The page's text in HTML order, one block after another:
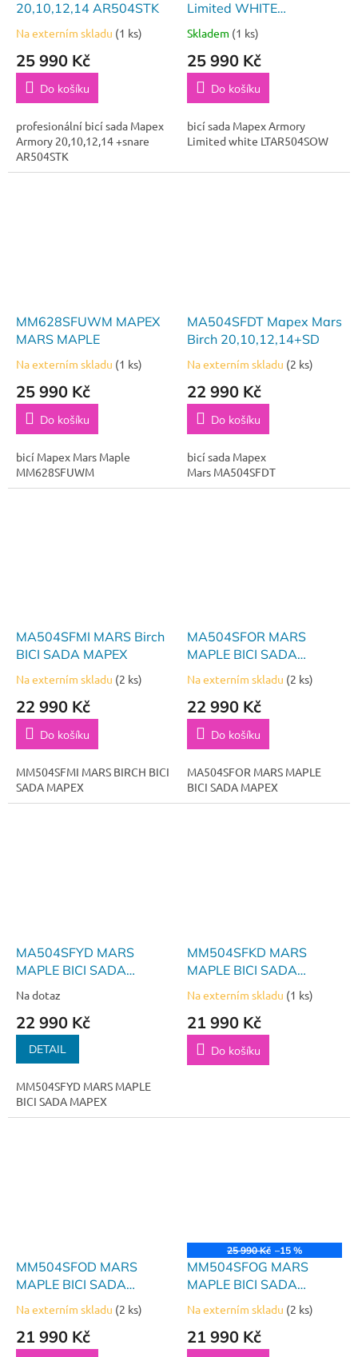
20,10,12,14 AR504STK
Na externím skladu (1 ks)
25 990 Kč
Do košíku
profesionální bicí sada Mapex
Armory 20,10,12,14 +snare
AR504STK
Limited WHITE
20,10,12,14+snare
Skladem (1 ks)
25 990 Kč
Do košíku
bicí sada Mapex Armory
Limited white LTAR504SOW
MM628SFUWM MAPEX
MARS MAPLE
Na externím skladu (1 ks)
25 990 Kč
Do košíku
bicí Mapex Mars Maple
MM628SFUWM
MA504SFDT Mapex Mars
Birch 20,10,12,14+SD
Na externím skladu (2 ks)
22 990 Kč
Do košíku
bicí sada Mapex
Mars MA504SFDT
MA504SFMI MARS Birch
BICI SADA MAPEX
Na externím skladu (2 ks)
22 990 Kč
Do košíku
MM504SFMI MARS BIRCH BICI
SADA MAPEX
MA504SFOR MARS
MAPLE BICI SADA
MAPEX
Na externím skladu (2 ks)
22 990 Kč
Do košíku
MA504SFOR MARS MAPLE
BICI SADA MAPEX
MA504SFYD MARS
MAPLE BICI SADA
MAPEX
Na dotaz
22 990 Kč
DETAIL
MM504SFYD MARS MAPLE
BICI SADA MAPEX
MM504SFKD MARS
MAPLE BICI SADA
MAPEX
Na externím skladu (1 ks)
21 990 Kč
Do košíku
MM504SFOD MARS
MAPLE BICI SADA
MAPEX
Na externím skladu (2 ks)
21 990 Kč
25 990 Kč –15 %
MM504SFOG MARS
MAPLE BICI SADA
MAPEX
Na externím skladu (2 ks)
21 990 Kč